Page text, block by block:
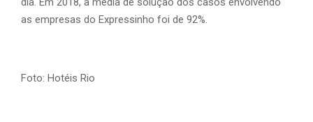
as empresas do Expressinho foi de 92%.
Foto: Hotéis Rio